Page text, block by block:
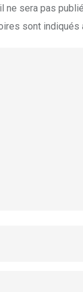
ne sera pas
sont indiqués